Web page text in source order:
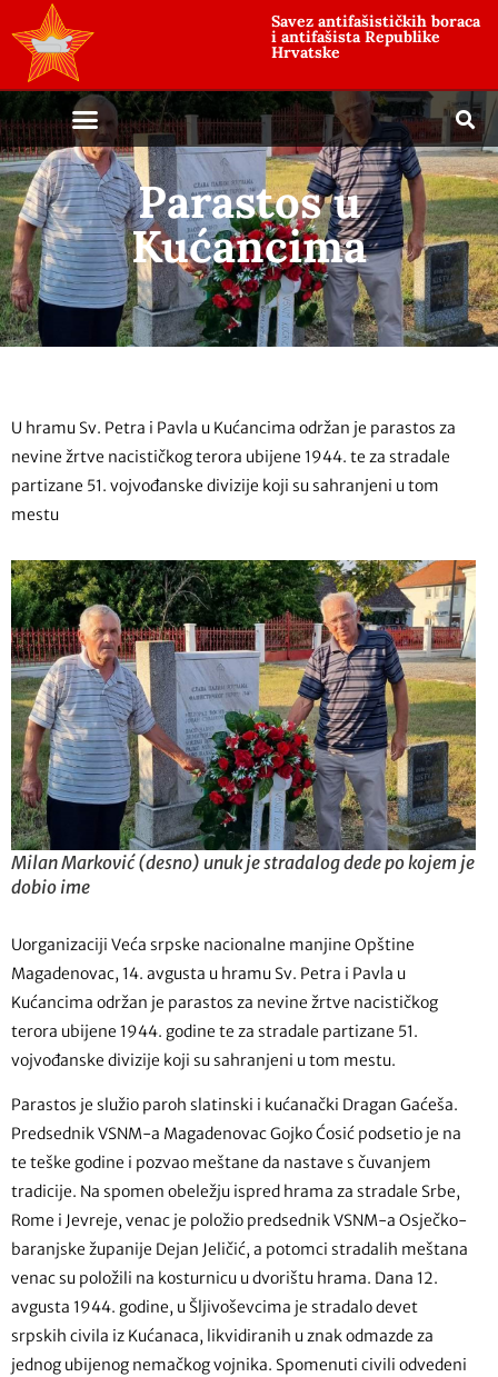
Savez antifašističkih boraca
i antifašista Republike
Hrvatske
Parastos u
Kućancima
U hramu Sv. Petra i Pavla u Kućancima održan je parastos za
nevine žrtve nacističkog terora ubijene 1944. te za stradale
partizane 51. vojvođanske divizije koji su sahranjeni u tom
mestu
Milan Marković (desno) unuk je stradalog dede po kojem je
dobio ime
Uorganizaciji Veća srpske nacionalne manjine Opštine
Magadenovac, 14. avgusta u hramu Sv. Petra i Pavla u
Kućancima održan je parastos za nevine žrtve nacističkog
terora ubijene 1944. godine te za stradale partizane 51.
vojvođanske divizije koji su sahranjeni u tom mestu.
Parastos je služio paroh slatinski i kućanački Dragan Gaćeša.
Predsednik VSNM-a Magadenovac Gojko Ćosić podsetio je na
te teške godine i pozvao meštane da nastave s čuvanjem
tradicije. Na spomen obeležju ispred hrama za stradale Srbe,
Rome i Jevreje, venac je položio predsednik VSNM-a Osječko-
baranjske županije Dejan Jeličić, a potomci stradalih meštana
venac su položili na kosturnicu u dvorištu hrama. Dana 12.
avgusta 1944. godine, u Šljivoševcima je stradalo devet
srpskih civila iz Kućanaca, likvidiranih u znak odmazde za
jednog ubijenog nemačkog vojnika. Spomenuti civili odvedeni